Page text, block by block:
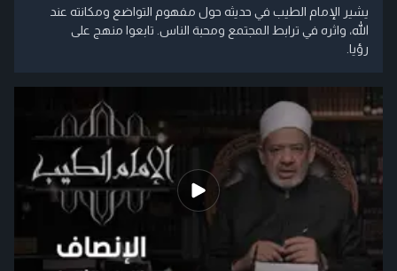
يشير الإمام الطيب في حديثه حول مفهوم التواضع ومكانته عند
الله، واثره في ترابط المجتمع ومحبة الناس. تابعوا منهج على
رؤيا.